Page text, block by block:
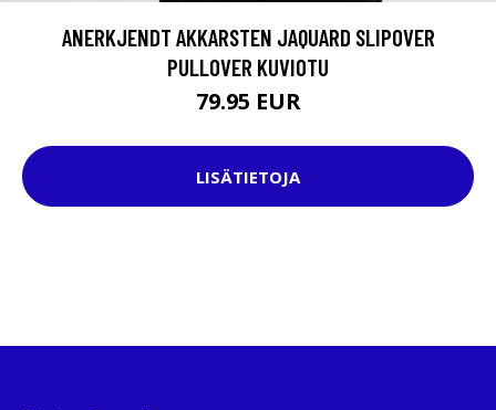
ANERKJENDT AKKARSTEN JAQUARD SLIPOVER
PULLOVER KUVIOTU
79.95 EUR
LISÄTIETOJA